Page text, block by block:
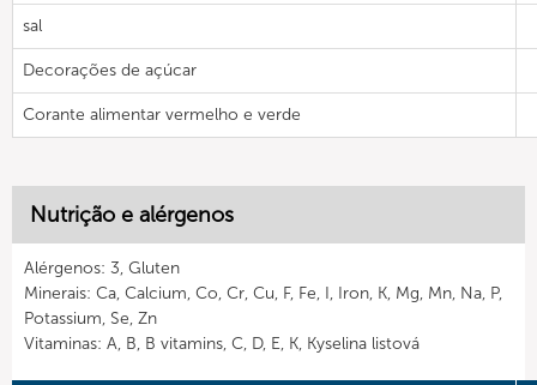
sal
Decorações de açúcar
Corante alimentar vermelho e verde
Nutrição e alérgenos
Alérgenos: 3, Gluten
Minerais: Ca, Calcium, Co, Cr, Cu, F, Fe, I, Iron, K, Mg, Mn, Na, P,
Potassium, Se, Zn
Vitaminas: A, B, B vitamins, C, D, E, K, Kyselina listová